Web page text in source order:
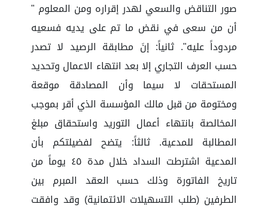
صور التناقض والسعي لهدر إقراره ومن المعلوم "
أن من سعى في نقض ما تم على يديه فسعيه
مردوداً عليه". ثانياً: إنَ مطابقة الرصيد لا تصدر
حسب العرف التجاري إلا بعد انتهاء الاعمال وتحديد
المستحقات لا سيما وأن المصادقة موقعة
ومختومة من قبل مالك المؤسسة الذي أقر بموجب
المخالصة بانتهاء أعمال التوريد واستحقاق مبلغ
المطالبة للمدعية. ثالثاً: يتضح لفضيلتكم بأن
المدعية اشترطت السداد خلال مدة ٤٥ يوماً من
تاريخ الفاتورة وذلك حسب العقد المبرم بين
الطرفين (طلب التسهيلات الائتمانية) وقد وافقت